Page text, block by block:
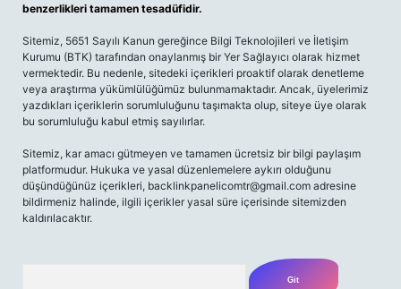
benzerlikleri tamamen tesadüfidir.
Sitemiz, 5651 Sayılı Kanun gereğince Bilgi Teknolojileri ve İletişim
Kurumu (BTK) tarafından onaylanmış bir Yer Sağlayıcı olarak hizmet
vermektedir. Bu nedenle, sitedeki içerikleri proaktif olarak denetleme
veya araştırma yükümlülüğümüz bulunmamaktadır. Ancak, üyelerimiz
yazdıkları içeriklerin sorumluluğunu taşımakta olup, siteye üye olarak
bu sorumluluğu kabul etmiş sayılırlar.
Sitemiz, kar amacı gütmeyen ve tamamen ücretsiz bir bilgi paylaşım
platformudur. Hukuka ve yasal düzenlemelere aykırı olduğunu
düşündüğünüz içerikleri, backlinkpanelicomtr@gmail.com adresine
bildirmeniz halinde, ilgili içerikler yasal süre içerisinde sitemizden
kaldırılacaktır.